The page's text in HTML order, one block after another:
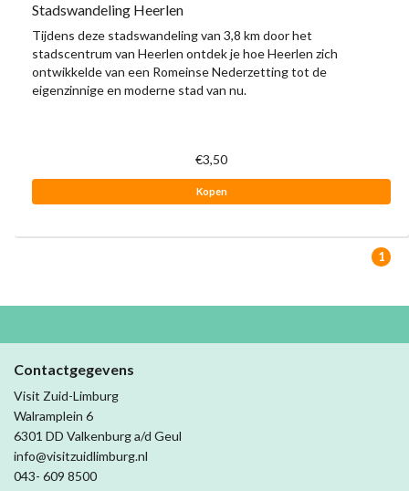
Stadswandeling Heerlen
Tijdens deze stadswandeling van 3,8 km door het
stadscentrum van Heerlen ontdek je hoe Heerlen zich
ontwikkelde van een Romeinse Nederzetting tot de
eigenzinnige en moderne stad van nu.
€3,50
Kopen
1
Contactgegevens
Visit Zuid-Limburg
Walramplein 6
6301 DD Valkenburg a/d Geul
info@visitzuidlimburg.nl
043- 609 8500